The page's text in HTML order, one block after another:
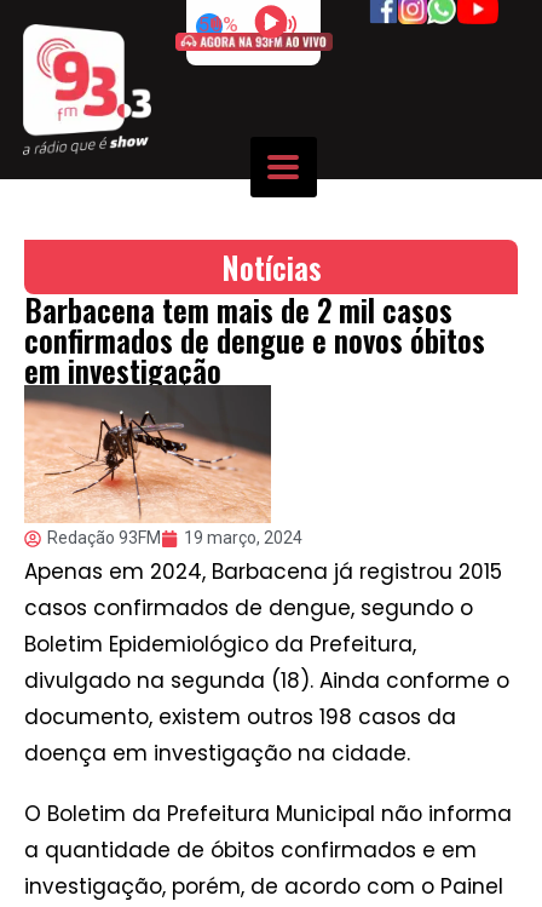
50%
Notícias
Barbacena tem mais de 2 mil casos
confirmados de dengue e novos óbitos
em investigação
Redação 93FM 19 março, 2024
Apenas em 2024, Barbacena já registrou 2015
casos confirmados de dengue, segundo o
Boletim Epidemiológico da Prefeitura,
divulgado na segunda (18). Ainda conforme o
documento, existem outros 198 casos da
doença em investigação na cidade.
O Boletim da Prefeitura Municipal não informa
a quantidade de óbitos confirmados e em
investigação, porém, de acordo com o Painel